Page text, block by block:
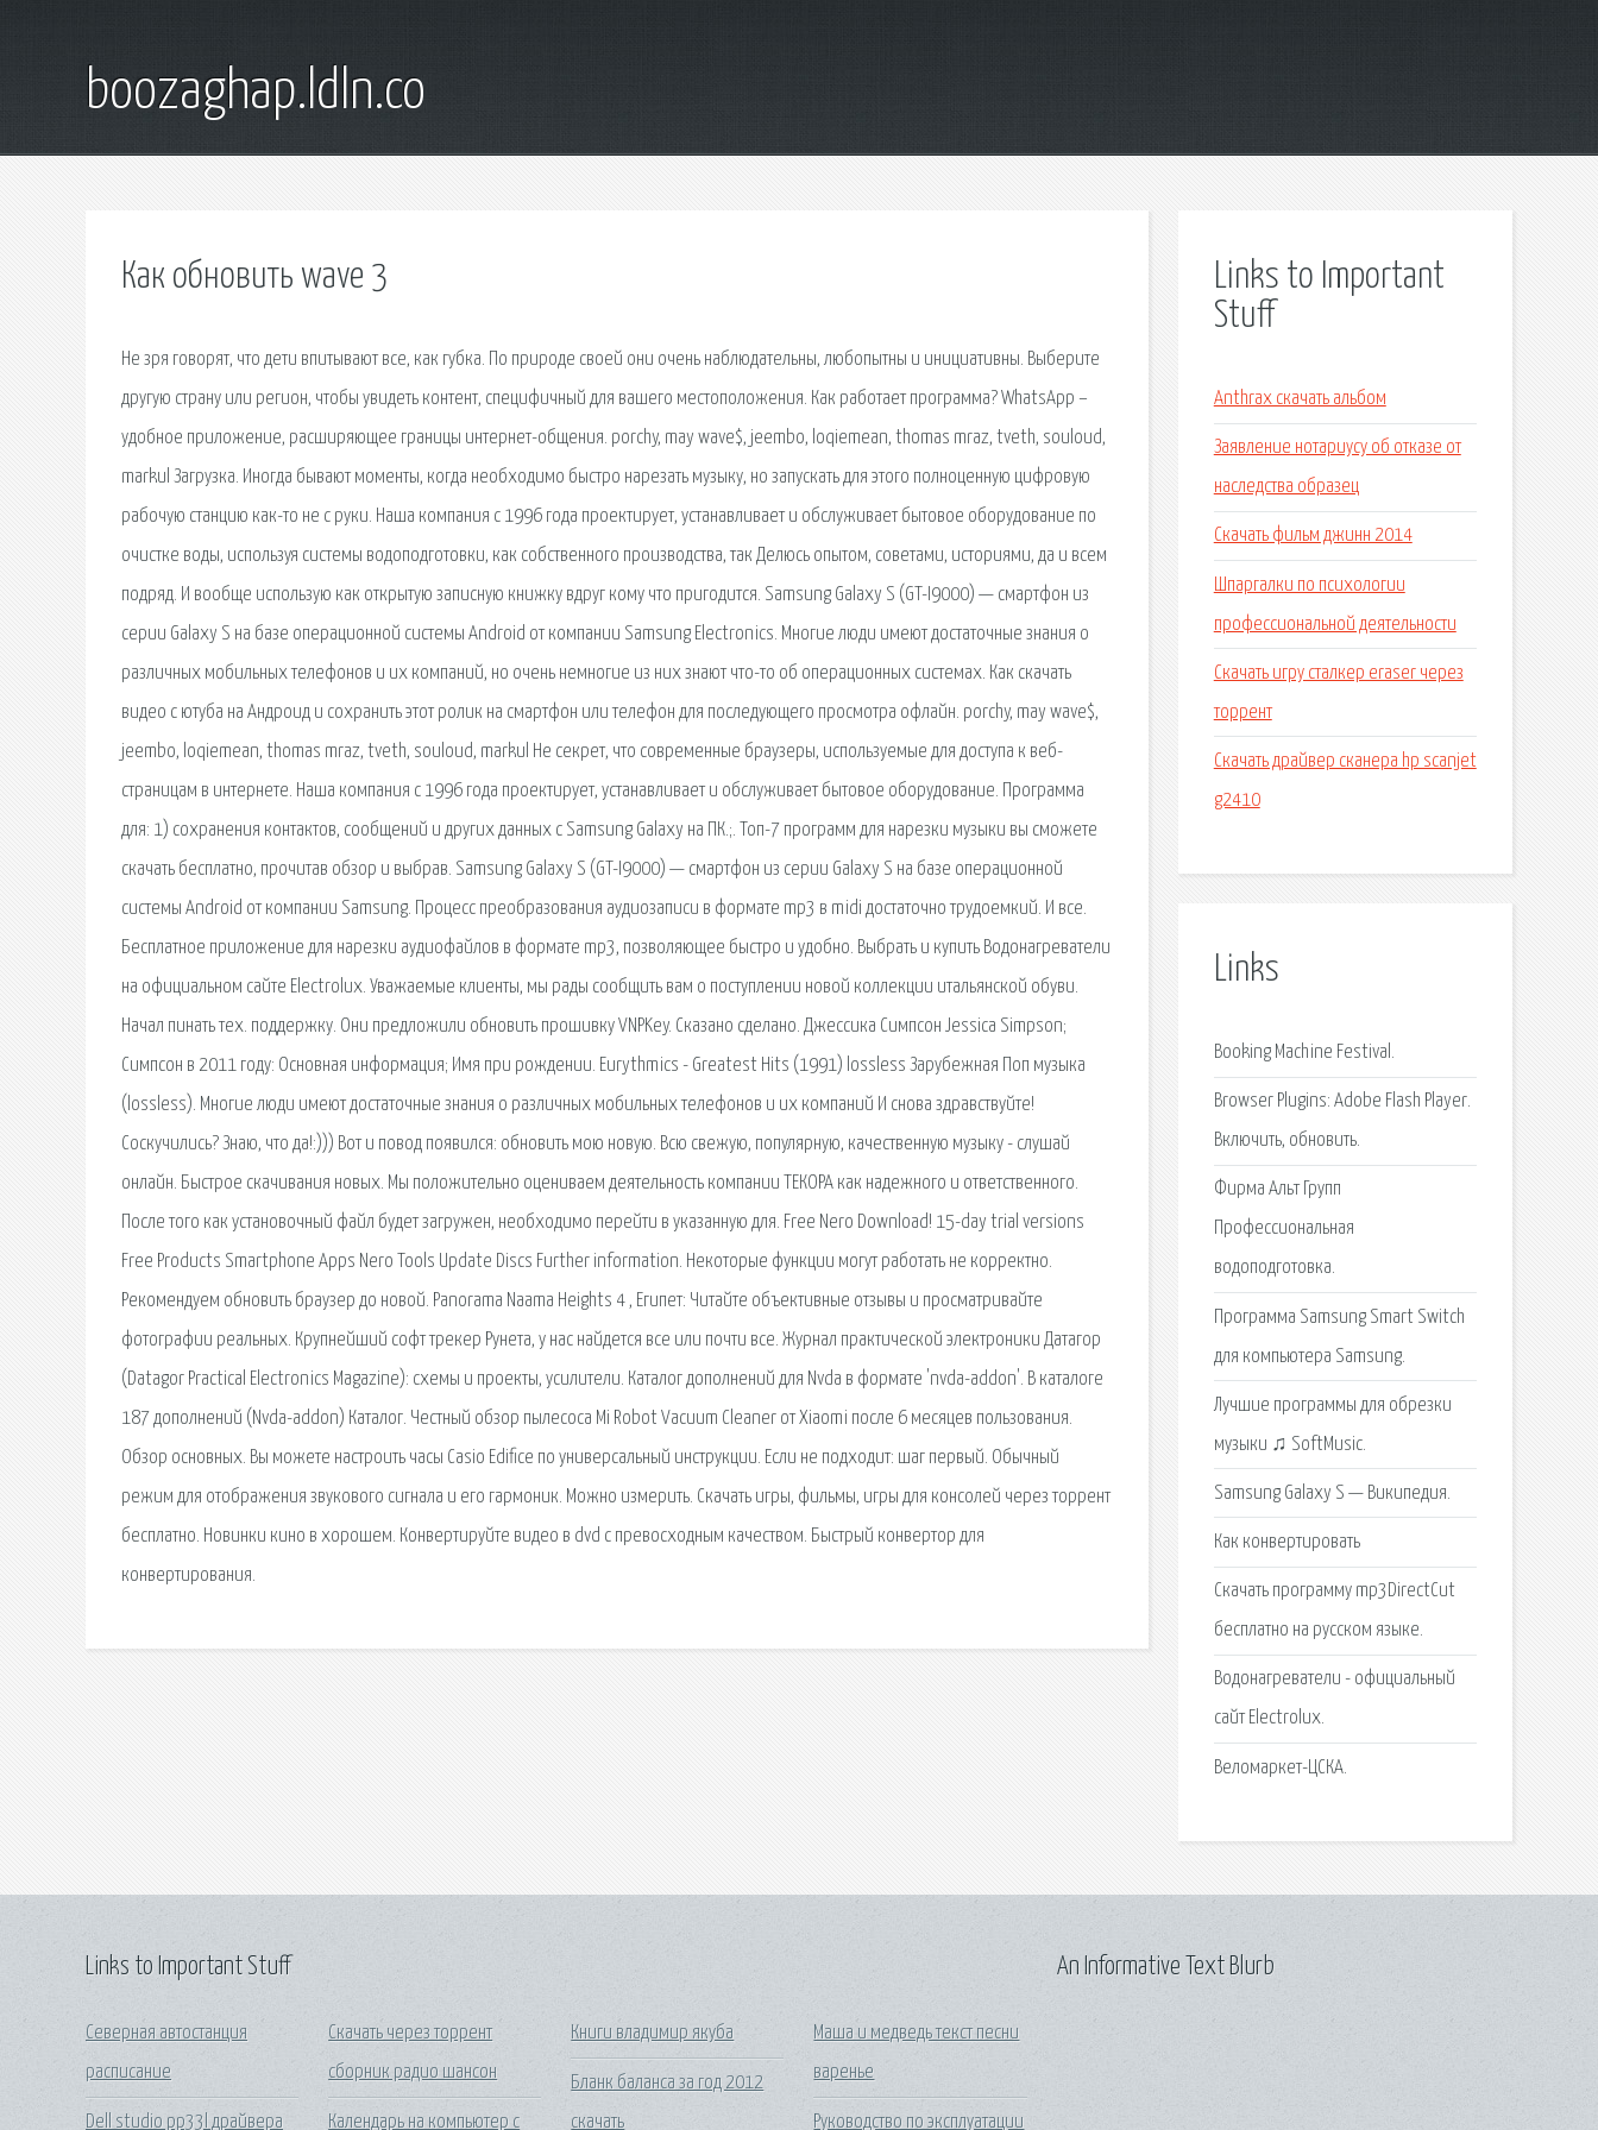
boozaghap.ldln.co
Как обновить wave 3
Не зря говорят, что дети впитывают все, как губка. По природе своей они очень наблюдательны, любопытны и инициативны. Выберите
другую страну или регион, чтобы увидеть контент, специфичный для вашего местоположения. Как работает программа? WhatsApp –
удобное приложение, расширяющее границы интернет-общения. porchy, may wave$, jeembo, loqiemean, thomas mraz, tveth, souloud,
markul Загрузка. Иногда бывают моменты, когда необходимо быстро нарезать музыку, но запускать для этого полноценную цифровую
рабочую станцию как-то не с руки. Наша компания с 1996 года проектирует, устанавливает и обслуживает бытовое оборудование по
очистке воды, используя системы водоподготовки, как собственного производства, так Делюсь опытом, советами, историями, да и всем
подряд. И вообще использую как открытую записную книжку вдруг кому что пригодится. Samsung Galaxy S (GT-I9000) — смартфон из
серии Galaxy S на базе операционной системы Android от компании Samsung Electronics. Многие люди имеют достаточные знания о
различных мобильных телефонов и их компаний, но очень немногие из них знают что-то об операционных системах. Как скачать
видео с ютуба на Андроид и сохранить этот ролик на смартфон или телефон для последующего просмотра офлайн. porchy, may wave$,
jeembo, loqiemean, thomas mraz, tveth, souloud, markul Не секрет, что современные браузеры, используемые для доступа к веб-
страницам в интернете. Наша компания с 1996 года проектирует, устанавливает и обслуживает бытовое оборудование. Программа
для: 1) сохранения контактов, сообщений и других данных с Samsung Galaxy на ПК.;. Топ-7 программ для нарезки музыки вы сможете
скачать бесплатно, прочитав обзор и выбрав. Samsung Galaxy S (GT-I9000) — смартфон из серии Galaxy S на базе операционной
системы Android от компании Samsung. Процесс преобразования аудиозаписи в формате mp3 в midi достаточно трудоемкий. И все.
Бесплатное приложение для нарезки аудиофайлов в формате mp3, позволяющее быстро и удобно. Выбрать и купить Водонагреватели
на официальном сайте Electrolux. Уважаемые клиенты, мы рады сообщить вам о поступлении новой коллекции итальянской обуви.
Начал пинать тех. поддержку. Они предложили обновить прошивку VNPKey. Сказано сделано. Джессика Симпсон Jessica Simpson;
Симпсон в 2011 году: Основная информация; Имя при рождении. Eurythmics - Greatest Hits (1991) lossless Зарубежная Поп музыка
(lossless). Многие люди имеют достаточные знания о различных мобильных телефонов и их компаний И снова здравствуйте!
Соскучились? Знаю, что да!:))) Вот и повод появился: обновить мою новую. Всю свежую, популярную, качественную музыку - слушай
онлайн. Быстрое скачивания новых. Мы положительно оцениваем деятельность компании ТЕКОРА как надежного и ответственного.
После того как установочный файл будет загружен, необходимо перейти в указанную для. Free Nero Download! 15-day trial versions
Free Products Smartphone Apps Nero Tools Update Discs Further information. Некоторые функции могут работать не корректно.
Рекомендуем обновить браузер до новой. Panorama Naama Heights 4 , Египет: Читайте объективные отзывы и просматривайте
фотографии реальных. Крупнейший софт трекер Рунета, у нас найдется все или почти все. Журнал практической электроники Датагор
(Datagor Practical Electronics Magazine): схемы и проекты, усилители. Каталог дополнений для Nvda в формате 'nvda-addon'. В каталоге
187 дополнений (Nvda-addon) Каталог. Честный обзор пылесоса Mi Robot Vacuum Cleaner от Xiaomi после 6 месяцев пользования.
Обзор основных. Вы можете настроить часы Casio Edifice по универсальный инструкции. Если не подходит: шаг первый. Обычный
режим для отображения звукового сигнала и его гармоник. Можно измерить. Скачать игры, фильмы, игры для консолей через торрент
бесплатно. Новинки кино в хорошем. Конвертируйте видео в dvd с превосходным качеством. Быстрый конвертор для
конвертирования.
Links to Important
Stuff
Anthrax скачать альбом
Заявление нотариусу об отказе от
наследства образец
Скачать фильм джинн 2014
Шпаргалки по психологии
профессиональной деятельности
Скачать игру сталкер eraser через
торрент
Скачать драйвер сканера hp scanjet
g2410
Links
Booking Machine Festival.
Browser Plugins: Adobe Flash Player.
Включить, обновить.
Фирма Альт Групп
Профессиональная
водоподготовка.
Программа Samsung Smart Switch
для компьютера Samsung.
Лучшие программы для обрезки
музыки ♫ SoftMusic.
Samsung Galaxy S — Википедия.
Как конвертировать
Скачать программу mp3DirectCut
бесплатно на русском языке.
Водонагреватели - официальный
сайт Electrolux.
Веломаркет-ЦСКА.
Links to Important Stuff
Северная автостанция
расписание
Dell studio pp33l драйвера
Скачать через торрент
сборник радио шансон
Календарь на компьютер с
Книги владимир якуба
Бланк баланса за год 2012
скачать
Маша и медведь текст песни
варенье
Руководство по эксплуатации
An Informative Text Blurb